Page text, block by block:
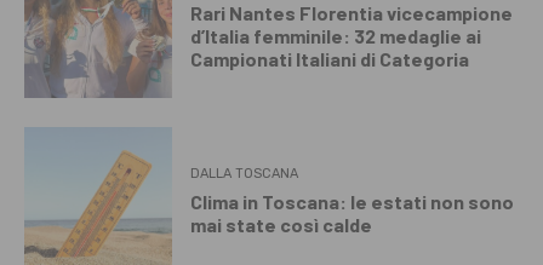
Rari Nantes Florentia vicecampione
d’Italia femminile: 32 medaglie ai
Campionati Italiani di Categoria
DALLA TOSCANA
Clima in Toscana: le estati non sono
mai state così calde